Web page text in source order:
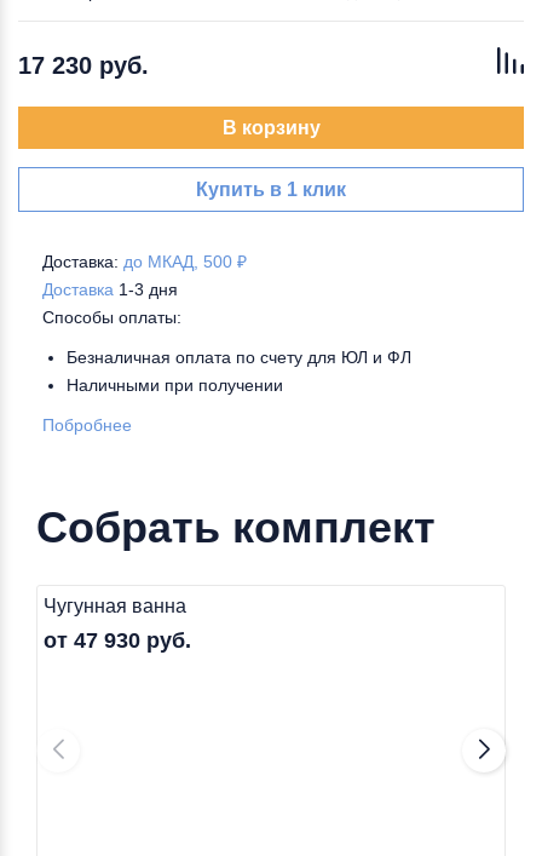
17 230 руб.
В корзину
Купить в 1 клик
Доставка: до МКАД, 500 ₽
Доставка 1-3 дня
Способы оплаты:
Безналичная оплата по счету для ЮЛ и ФЛ
Наличными при получении
Побробнее
Собрать комплект
Чугунная ванна
от 47 930 руб.